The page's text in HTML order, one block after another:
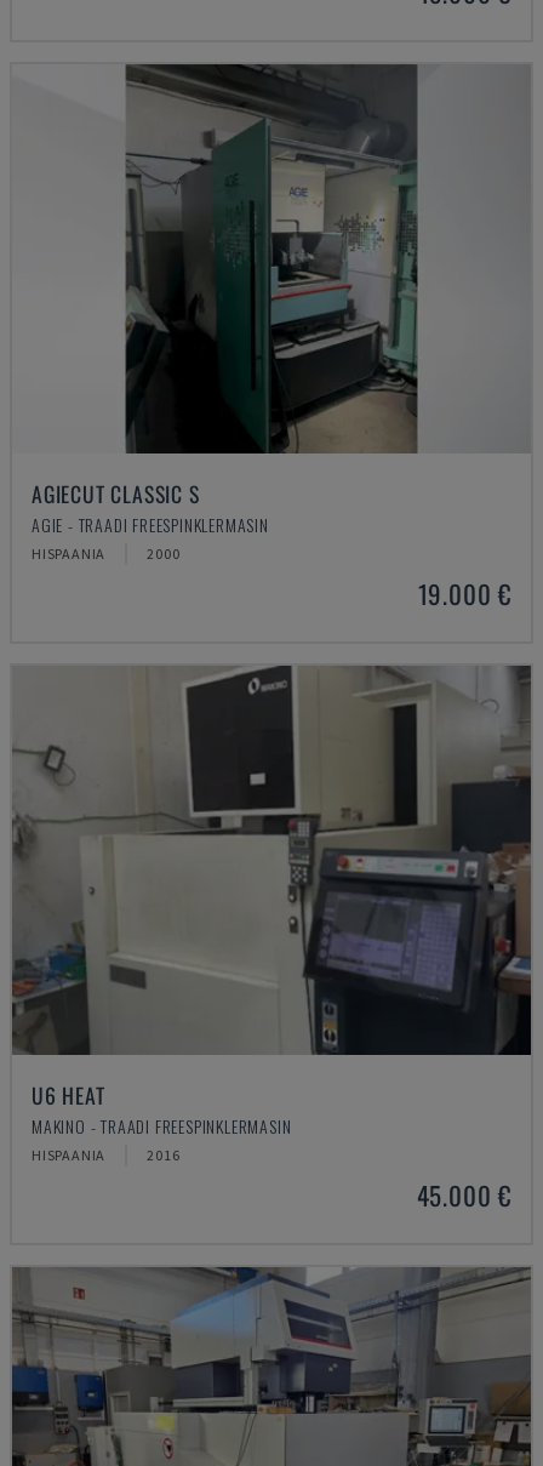
AGIECUT CLASSIC S
AGIE - TRAADI FREESPINKLERMASIN
HISPAANIA 2000
19.000 €
U6 HEAT
MAKINO - TRAADI FREESPINKLERMASIN
HISPAANIA 2016
45.000 €